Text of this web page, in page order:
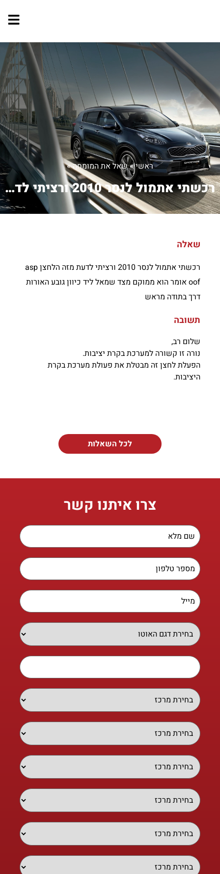
ראשי»שאל את המומחה»
רכשתי אתמול לנסר 2010 ורציתי לדעת מזה...
שאלה
רכשתי אתמול לנסר 2010 ורציתי לדעת מזה הלחצן asp
oof אומר הוא ממוקם מצד שמאל ליד כיוון גובע האורות
דרך בתודה מראש
תשובה
שלום רב,
נורה זו קשורה למערכת בקרת יציבות.
הפעלת לחצן זה מבטלת את פעולת מערכת בקרת
היציבות.
לכל השאלות
צרו איתנו קשר